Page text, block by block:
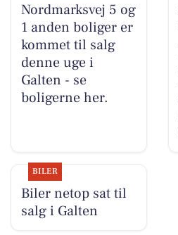
Nordmarksvej 5 og
1 anden boliger er
kommet til salg
denne uge i
Galten - se
boligerne her.
BILER
Biler netop sat til
salg i Galten